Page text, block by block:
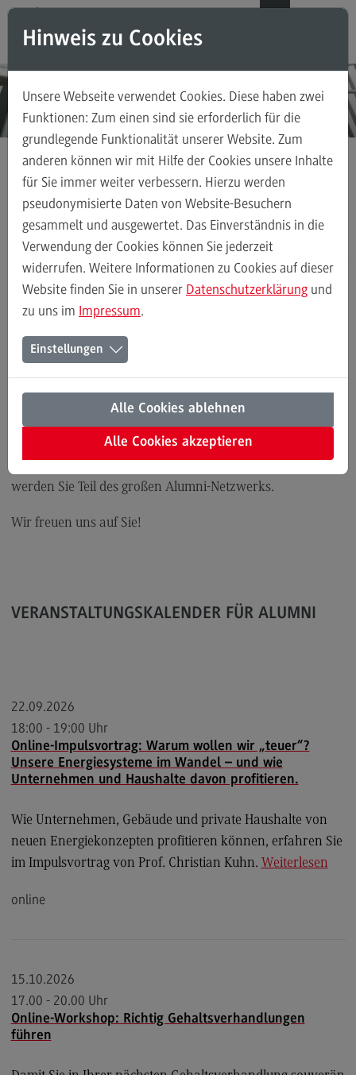
Direkt zum Inhalt
Direkt zum Hauptmenu
Direkt zum Footer
Modul-O-Mat
Masterstudiengänge
Accounting, Controlling, Taxation
Accounting, Controlling, Taxation
Modulangebot
Berufsperspektiven
Kontakt
Advanced Practice in Healthcare
Advanced Practice in Healthcare
Rahmenbedingungen
Modulangebot
Bauingenieurwesen
Bauingenieurwesen
Rahmenbedingungen
Modulangebot
Data Science and Artificial Intelligence
Rahmenbedingungen
Modulangebot
Berufsperspektiven
Kontakt
Digital Business Management
Digital Business Management
Modulangebot
Berufsperspektiven
Digitalisierung in der Sozialen Arbeit
Modulangebot
Berufsperspektiven
Die Hochschule Alumni Veranstaltungen für Alumni
Alumni Erfahrung weitergeben Veranstaltungen für Alumni
Events für Alumni des Dualen
Masters
Alumni des Dualen Masters der DHBW haben die
Möglichkeit, sich standortübergreifend zu vernetzen.
werden Sie Teil des großen Alumni-Netzwerks.
Wir freuen uns auf Sie!
VERANSTALTUNGSKALENDER FÜR ALUMNI
22.09.2026
18:00 - 19:00 Uhr
Online-Impulsvortrag: Warum wollen wir „teuer“?
Unsere Energiesysteme im Wandel – und wie
Unternehmen und Haushalte davon profitieren.
Wie Unternehmen, Gebäude und private Haushalte von
neuen Energiekonzepten profitieren können, erfahren Sie
im Impulsvortrag von Prof. Christian Kuhn. Weiterlesen
online
15.10.2026
17.00 - 20.00 Uhr
Online-Workshop: Richtig Gehaltsverhandlungen
führen
Hinweis zu Cookies
Unsere Webseite verwendet Cookies. Diese haben zwei
Funktionen: Zum einen sind sie erforderlich für die
grundlegende Funktionalität unserer Website. Zum
anderen können wir mit Hilfe der Cookies unsere Inhalte
für Sie immer weiter verbessern. Hierzu werden
pseudonymisierte Daten von Website-Besuchern
gesammelt und ausgewertet. Das Einverständnis in die
Verwendung der Cookies können Sie jederzeit
widerrufen. Weitere Informationen zu Cookies auf dieser
Website finden Sie in unserer Datenschutzerklärung und
zu uns im Impressum.
Einstellungen
Alle Cookies ablehnen
Alle Cookies akzeptieren